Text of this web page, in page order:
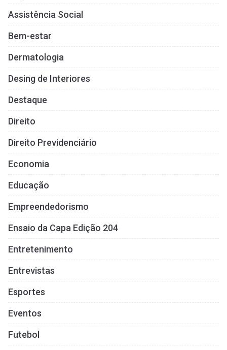
Assistência Social
Bem-estar
Dermatologia
Desing de Interiores
Destaque
Direito
Direito Previdenciário
Economia
Educação
Empreendedorismo
Ensaio da Capa Edição 204
Entretenimento
Entrevistas
Esportes
Eventos
Futebol